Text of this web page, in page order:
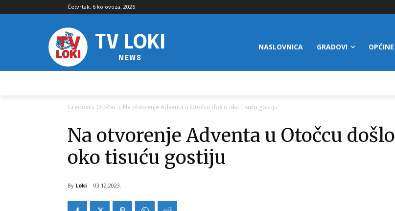
Četvrtak, 6 kolovoza, 2026
TV LOKI
NEWS
NASLOVNICA GRADOVI OPĆINE
Gradovi Otočac Na otvorenje Adventa u Otočcu došlo oko tisuću gostiju
Na otvorenje Adventa u Otočcu došlo
oko tisuću gostiju
By Loki 03.12.2023.